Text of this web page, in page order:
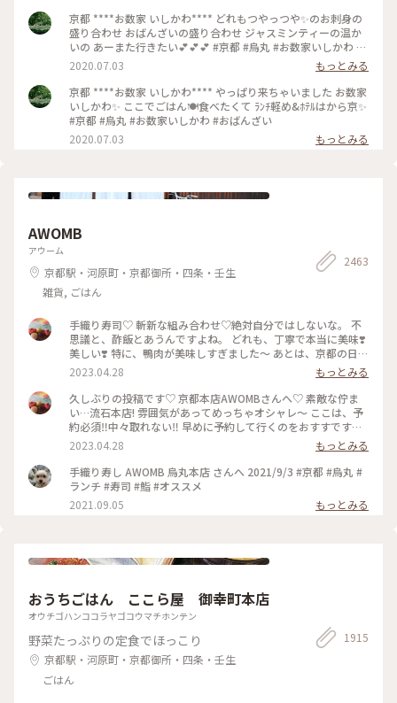
京都 ****お数家 いしかわ**** どれもつやっつや✨のお刺身の
盛り合わせ おばんざいの盛り合わせ ジャスミンティーの温か
いの あーまた行きたい💕💕💕 #京都 #烏丸 #お数家いしかわ #
おばんざい #お刺身 #刺盛り #おばんざい盛り合わせ
2020.07.03
もっとみる
京都 ****お数家 いしかわ**** やっぱり来ちゃいました お数家
いしかわ✨ ここでごはん🍽️食べたくて ﾗﾝﾁ軽め&ﾎﾃﾙはから京✨
#京都 #烏丸 #お数家いしかわ #おばんざい
2020.07.03
もっとみる
AWOMB
アウーム
京都駅・河原町・京都御所・四条・壬生
雑貨, ごはん
2463
手織り寿司♡ 斬新な組み合わせ♡絶対自分ではしないな。 不
思議と、酢飯とあうんですよね。 どれも、丁寧で本当に美味❣️
美しい❣️ 特に、鴨肉が美味しすぎました〜 あとは、京都の日本
酒🍶♡ 素敵時間でした〜 #わたしのことりっぷ旅 #AWOMB #
京都 #烏丸本店 #手織り寿司
2023.04.28
もっとみる
久しぶりの投稿です♡ 京都本店AWOMBさんへ♡ 素敵な佇ま
い…流石本店! 雰囲気があってめっちゃオシャレ〜 ここは、予
約必須‼︎中々取れない‼︎ 早めに予約して行くのをおすすです♡
GW人すごそうですね… #京都 #AWOMB #烏丸本店 #手織り寿
司
2023.04.28
もっとみる
手織り寿し AWOMB 烏丸本店 さんへ 2021/9/3 #京都 #烏丸 #
ランチ #寿司 #鮨 #オススメ
2021.09.05
もっとみる
おうちごはん ここら屋 御幸町本店
オウチゴハンココラヤゴコウマチホンテン
野菜たっぷりの定食でほっこり
京都駅・河原町・京都御所・四条・壬生
ごはん
1915